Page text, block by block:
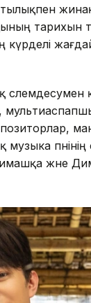
тарихын
сәлемдесумен
және